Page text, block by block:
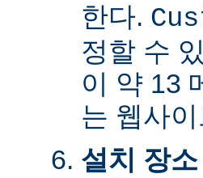
한다.
정할 수
이 약 13
는 웹사
설치 장